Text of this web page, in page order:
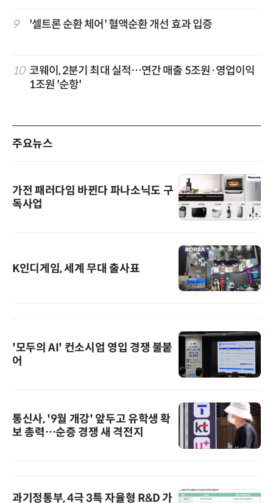
9 '셀트론 순환 체어' 혈액순환 개선 효과 입증
10 코웨이, 2분기 최대 실적…연간 매출 5조원·영업이익
1조원 '순항'
주요뉴스
가전 패러다임 바뀐다 파나소닉도 구
독사업
K인디게임, 세계 무대 출사표
'모두의 AI' 컨소시엄 영입 경쟁 불붙
어
통신사, '9월 개강' 앞두고 유학생 확
보 총력…순증 경쟁 새 격전지
과기정통부, 4극 3특 자율형 R&D 가